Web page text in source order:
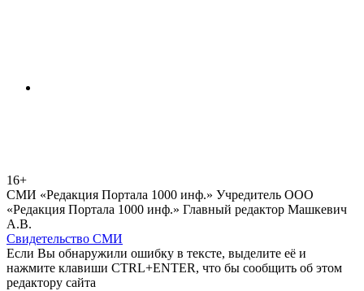
16+
СМИ «Редакция Портала 1000 инф.» Учредитель ООО
«Редакция Портала 1000 инф.» Главный редактор Машкевич
А.В.
Свидетельство СМИ
Если Вы обнаружили ошибку в тексте, выделите её и
нажмите клавиши CTRL+ENTER, что бы сообщить об этом
редактору сайта